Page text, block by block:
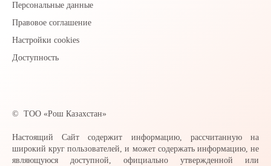
Персональные данные
Правовое соглашение
Настройки cookies
Доступность
© ТОО «Рош Казахстан»
Настоящий Сайт содержит информацию, рассчитанную на
широкий круг пользователей, и может содержать информацию, не
являющуюся доступной, официально утвержденной или